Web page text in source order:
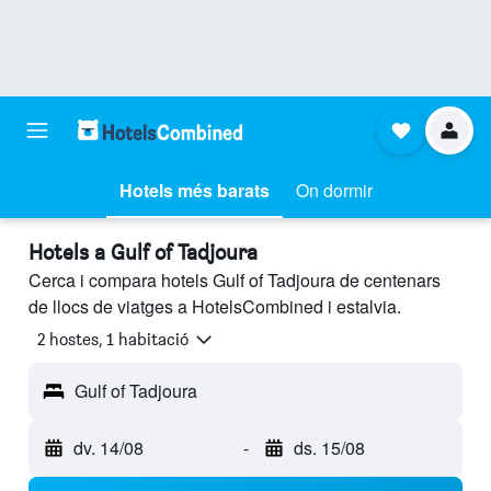
Hotels més barats On dormir
Hotels a Gulf of Tadjoura
Cerca i compara hotels Gulf of Tadjoura de centenars
de llocs de viatges a HotelsCombined i estalvia.
2 hostes, 1 habitació
Gulf of Tadjoura
dv. 14/08 - ds. 15/08